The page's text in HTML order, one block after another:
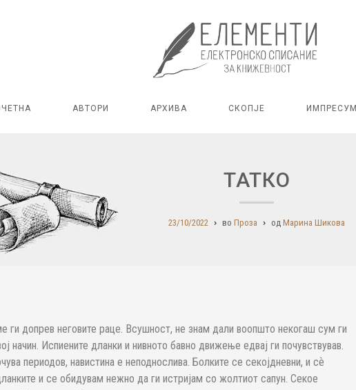
АВТОРИ АРХИВА СКОПЈЕ ИМПРЕСУМ
ТАТКО
23/10/2022 во Проза од Марина Шикова
ги допрев неговите раце. Всушност, не знам дали воопшто некогаш сум ги
начин. Испиените дланки и нивното бавно движење едвај ги почувствував.
периодов, навистина е неподнослива. Болките се секојдневни, и сѐ
и се обидувам нежно да ги истријам со жолтиот сапун. Секое